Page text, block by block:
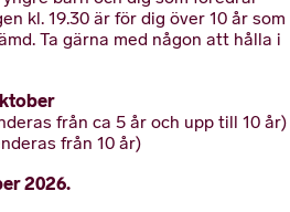
kl. 19.30 är för dig över 10 år som
Ta gärna med någon att hålla i
från ca 5 år och upp till 10 år)
från 10 år)
2026.